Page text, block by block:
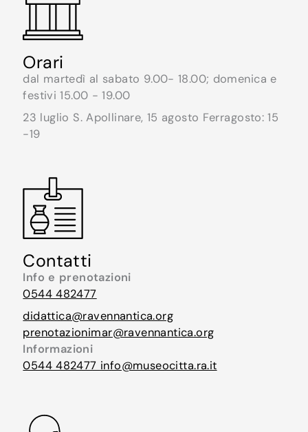
Orari
dal martedì al sabato 9.00- 18.00; domenica e
festivi 15.00 - 19.00
23 luglio S. Apollinare, 15 agosto Ferragosto: 15
-19
Contatti
Info e prenotazioni
0544 482477
didattica@ravennantica.org
prenotazionimar@ravennantica.org
Informazioni
0544 482477 info@museocitta.ra.it